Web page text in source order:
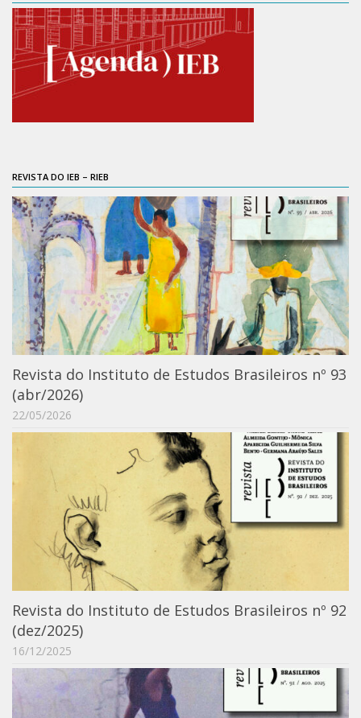
Orientadores
Credenciamento / Recredenciamento de Orientador
Credenciamento / Recredenciamento de Disciplina
Disciplinas de Pós-Graduação
1° semestre
2° semestre
Informações aos Alunos
Docentes
IEB Virtual
Podcast
IEBinário
IEB Minecraft
Hackathon e Edit-a-thon
Xilogoritmo
Slam de Corda
Wikimedia e Wikidata
LABIEB
Sobre o LABIEB
Eventos
Núcleos de Atividades
Notícias
Últimas notícias
REVISTA DO IEB – RIEB
Revista do Instituto de Estudos Brasileiros nº 93
(abr/2026)
22/05/2026
Revista do Instituto de Estudos Brasileiros nº 92
(dez/2025)
16/12/2025